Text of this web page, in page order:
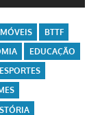
BTTF
EDUCAÇÃO
ESPORTES